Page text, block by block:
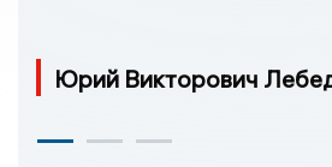
Юрий Викторович